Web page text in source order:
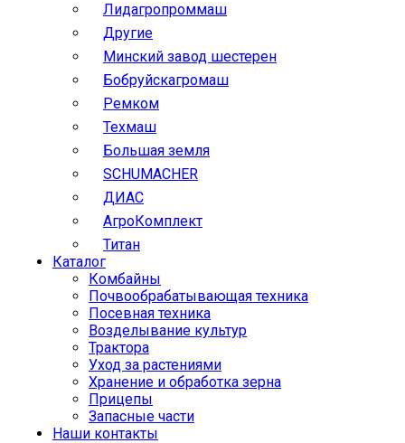
Лидагропроммаш
Другие
Минский завод шестерен
Бобруйскагромаш
Ремком
Техмаш
Большая земля
SCHUMACHER
ДИАС
АгроКомплект
Титан
Каталог
Комбайны
Почвообрабатывающая техника
Посевная техника
Возделывание культур
Трактора
Уход за растениями
Хранение и обработка зерна
Прицепы
Запасные части
Наши контакты